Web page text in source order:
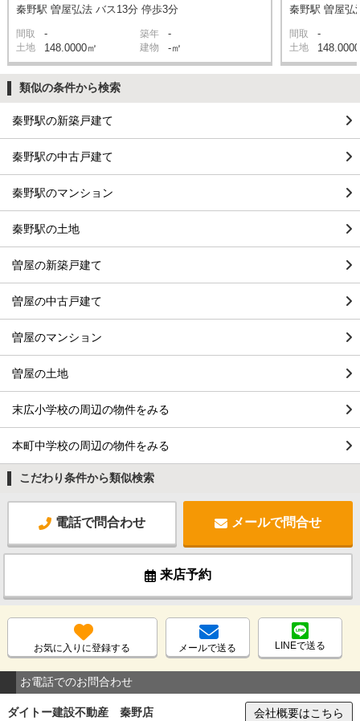
秦野駅 曽屋弘法 バス13分 停歩3分
間取 - 築年 -
土地 148.0000㎡ 建物 -㎡
秦野駅 曽屋弘
間取 -
土地
類似の条件から検索
秦野駅の新築戸建て
秦野駅の中古戸建て
秦野駅のマンション
秦野駅の土地
曽屋の新築戸建て
曽屋の中古戸建て
曽屋のマンション
曽屋の土地
末広小学校の周辺の物件をみる
本町中学校の周辺の物件をみる
こだわり条件から類似検索
電話で問合わせ メールで問合せ
来店予約
お気に入りに登録する メールで送る LINEで送る
お電話でのお問合わせ
ダイトー建設不動産 秦野店 会社概要はこちら